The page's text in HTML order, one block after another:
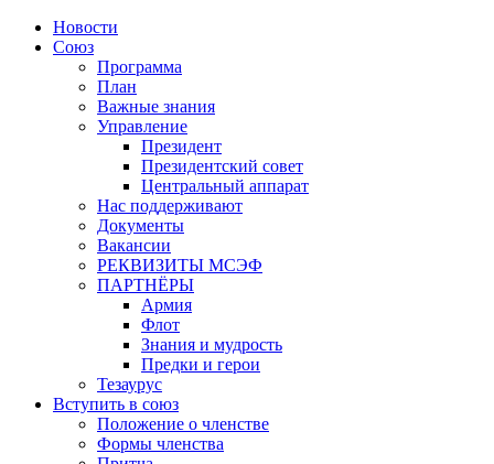
Новости
Союз
Программа
План
Важные знания
Управление
Президент
Президентский совет
Центральный аппарат
Нас поддерживают
Документы
Вакансии
РЕКВИЗИТЫ МСЭФ
ПАРТНЁРЫ
Армия
Флот
Знания и мудрость
Предки и герои
Тезаурус
Вступить в союз
Положение о членстве
Формы членства